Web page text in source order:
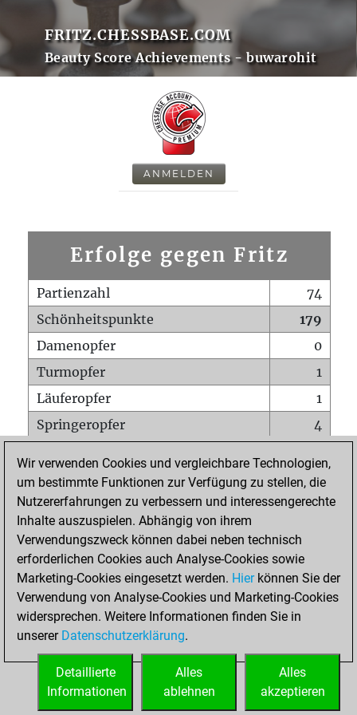
FRITZ.CHESSBASE.COM
Beauty Score Achievements - buwarohit
ANMELDEN
Erfolge gegen Fritz
Partienzahl
74
Schönheitspunkte
179
Damenopfer
0
Turmopfer
1
Läuferopfer
1
Springeropfer
4
Matt auf vollem Brett
0
Bauer setzt Matt
0
Erstickte Matts
Unterverwandlungen
Türme auf der siebten
0
STARTSEITE
Wir verwenden Cookies und vergleichbare Technologien,
um bestimmte Funktionen zur Verfügung zu stellen, die
Nutzererfahrungen zu verbessern und interessengerechte
Inhalte auszuspielen. Abhängig von ihrem
Verwendungszweck können dabei neben technisch
erforderlichen Cookies auch Analyse-Cookies sowie
Marketing-Cookies eingesetzt werden. Hierkönnen Sie der
Verwendung von Analyse-Cookies und Marketing-Cookies
widersprechen. Weitere Informationen finden Sie in
unserer Datenschutzerklärung.
Alles
akzeptieren
Alles
ablehnen
Detaillierte
Informationen